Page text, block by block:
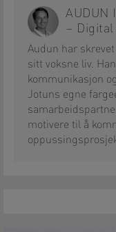
AUDUN
–
Audun har
sitt voksne liv.
kommunikasjon
Jotuns egne
motivere til å